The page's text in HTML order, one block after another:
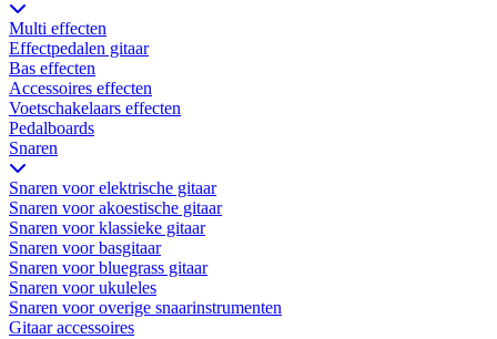
Multi effecten
Effectpedalen gitaar
Bas effecten
Accessoires effecten
Voetschakelaars effecten
Pedalboards
Snaren
Snaren voor elektrische gitaar
Snaren voor akoestische gitaar
Snaren voor klassieke gitaar
Snaren voor basgitaar
Snaren voor bluegrass gitaar
Snaren voor ukuleles
Snaren voor overige snaarinstrumenten
Gitaar accessoires